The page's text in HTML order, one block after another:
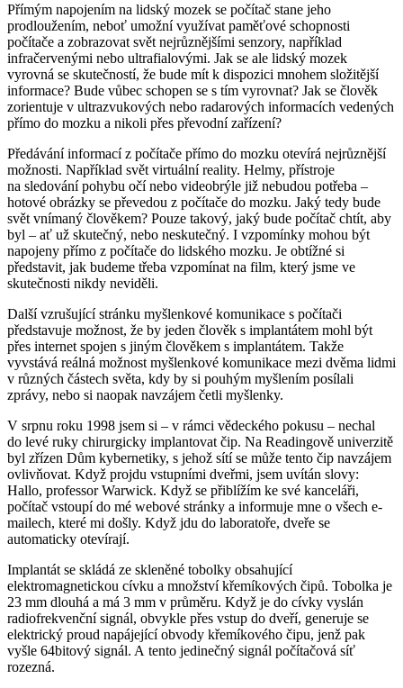
Přímým napojením na lidský mozek se počítač stane jeho
prodloužením, neboť umožní využívat paměťové schopnosti
počítače a zobrazovat svět nejrůznějšími senzory, například
infračervenými nebo ultrafialovými. Jak se ale lidský mozek
vyrovná se skutečností, že bude mít k dispozici mnohem složitější
informace? Bude vůbec schopen se s tím vyrovnat? Jak se člověk
zorientuje v ultrazvukových nebo radarových informacích vedených
přímo do mozku a nikoli přes převodní zařízení?
Předávání informací z počítače přímo do mozku otevírá nejrůznější
možnosti. Například svět virtuální reality. Helmy, přístroje
na sledování pohybu očí nebo videobrýle již nebudou potřeba –
hotové obrázky se převedou z počítače do mozku. Jaký tedy bude
svět vnímaný člověkem? Pouze takový, jaký bude počítač chtít, aby
byl – ať už skutečný, nebo neskutečný. I vzpomínky mohou být
napojeny přímo z počítače do lidského mozku. Je obtížné si
představit, jak budeme třeba vzpomínat na film, který jsme ve
skutečnosti nikdy neviděli.
Další vzrušující stránku myšlenkové komunikace s počítači
představuje možnost, že by jeden člověk s implantátem mohl být
přes internet spojen s jiným člověkem s implantátem. Takže
vyvstává reálná možnost myšlenkové komunikace mezi dvěma lidmi
v různých částech světa, kdy by si pouhým myšlením posílali
zprávy, nebo si naopak navzájem četli myšlenky.
V srpnu roku 1998 jsem si – v rámci vědeckého pokusu – nechal
do levé ruky chirurgicky implantovat čip. Na Readingově univerzitě
byl zřízen Dům kybernetiky, s jehož sítí se může tento čip navzájem
ovlivňovat. Když projdu vstupními dveřmi, jsem uvítán slovy:
Hallo, professor Warwick. Když se přiblížím ke své kanceláři,
počítač vstoupí do mé webové stránky a informuje mne o všech e-
mailech, které mi došly. Když jdu do laboratoře, dveře se
automaticky otevírají.
Implantát se skládá ze skleněné tobolky obsahující
elektromagnetickou cívku a množství křemíkových čipů. Tobolka je
23 mm dlouhá a má 3 mm v průměru. Když je do cívky vyslán
radiofrekvenční signál, obvykle přes vstup do dveří, generuje se
elektrický proud napájející obvody křemíkového čipu, jenž pak
vyšle 64bitový signál. A tento jedinečný signál počítačová síť
rozezná.